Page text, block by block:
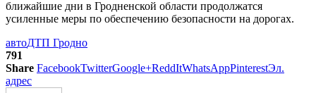
ближайшие дни в Гродненской области продолжатся
усиленные меры по обеспечению безопасности на дорогах.
автоДТП Гродно
791
Share FacebookTwitterGoogle+ReddItWhatsAppPinterestЭл.
адрес